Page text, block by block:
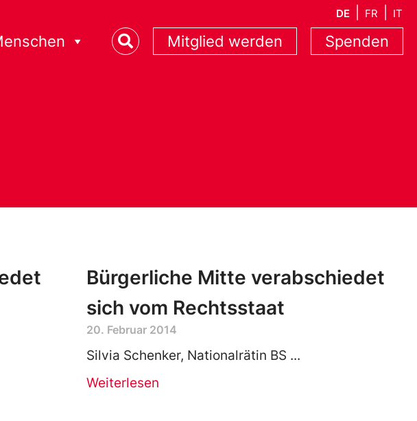
DE FR IT
Mitglied werden Spenden
Bürgerliche Mitte verabschiedet
sich vom Rechtsstaat
20. Februar 2014
Silvia Schenker, Nationalrätin BS
Weiterlesen